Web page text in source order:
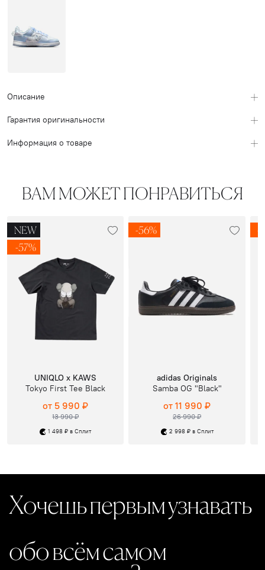
Описание
Гарантия оригинальности
Информация о товаре
ВАМ МОЖЕТ ПОНРАВИТЬСЯ
NEW
-57%
UNIQLO x KAWS
Tokyo First Tee Black
13 990 ₽
от 5 990 ₽
1 498 ₽ в Сплит
-56%
adidas Originals
Samba OG "Black"
26 990 ₽
от 11 990 ₽
2 998 ₽ в Сплит
-
Хочешь первым узнавать
обо всём самом